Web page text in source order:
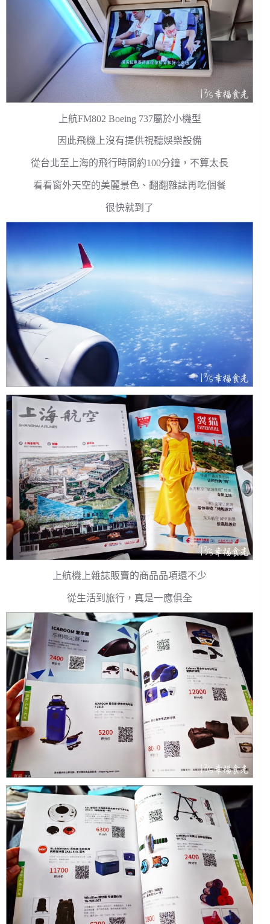
上航FM802 Boeing 737屬於小機型
因此飛機上沒有提供視聽娛樂設備
從台北至上海的飛行時間約100分鐘，不算太長
看看窗外天空的美麗景色、翻翻雜誌再吃個餐
很快就到了
上航機上雜誌販賣的商品品項還不少
從生活到旅行，真是一應俱全